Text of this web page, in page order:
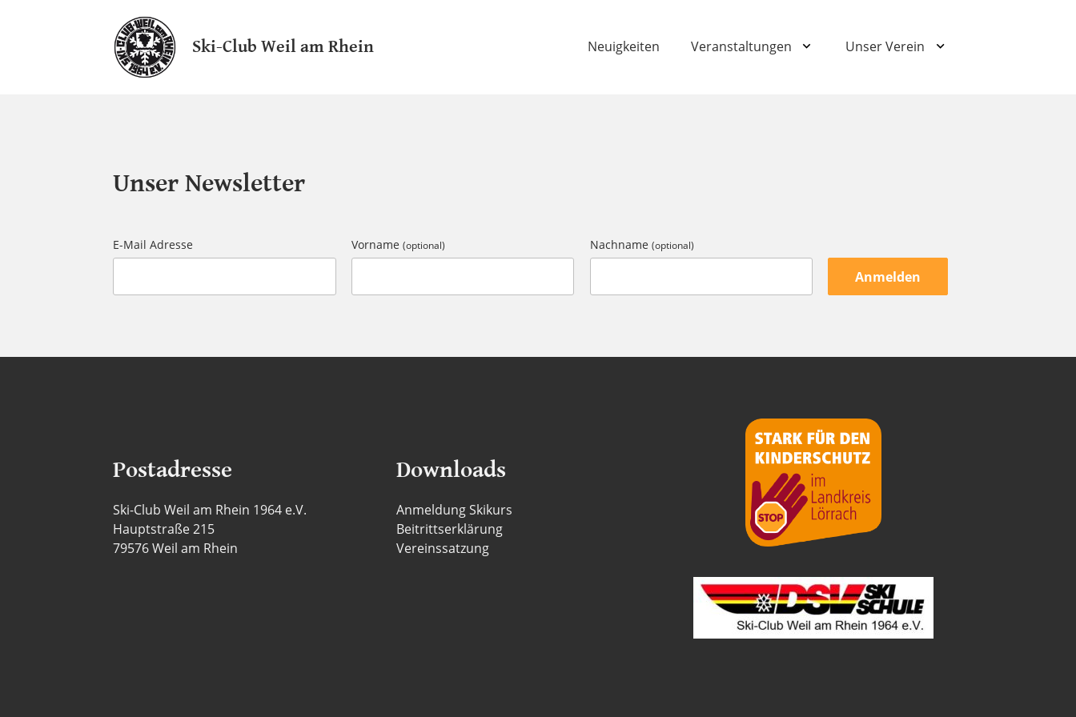
Ski-Club Weil am Rhein Neuigkeiten Veranstaltungen Unser Verein
Unser Newsletter
E-Mail Adresse Vorname (optional) Nachname (optional)
Postadresse
Ski-Club Weil am Rhein 1964 e.V.
Hauptstraße 215
79576 Weil am Rhein
Downloads
Anmeldung Skikurs
Beitrittserklärung
Vereinssatzung